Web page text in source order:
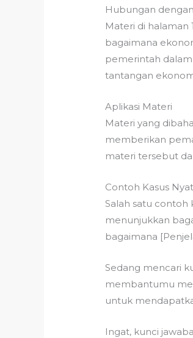
Hubungan
Materi di
bagaimana
pemerintah
tantangan
Aplikasi Materi
Materi yang
memberikan
materi tersebut
Contoh Kasus
Salah satu contoh
menunjukkan
bagaimana
Sedang mencari
membantumu
untuk
Ingat, kunci